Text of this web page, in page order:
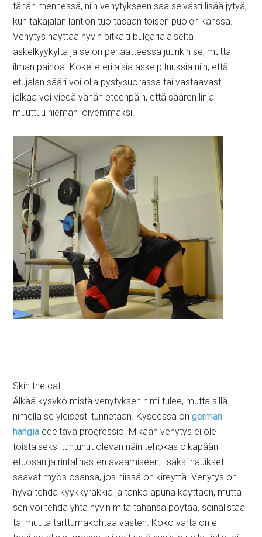
tähän mennessä, niin venytykseen saa selvästi lisää jytyä,
kun takajalan lantion tuo tasaan toisen puolen kanssa.
Venytys näyttää hyvin pitkälti bulgarialaiselta
askelkyykyltä ja se on periaatteessa juurikin se, mutta
ilman painoa. Kokeile erilaisia askelpituuksia niin, että
etujalan sääri voi olla pystysuorassa tai vastaavasti
jalkaa voi viedä vähän eteenpäin, että säären linja
muuttuu hieman loivemmaksi.
Skin the cat
Älkää kysykö mistä venytyksen nimi tulee, mutta sillä
nimellä se yleisesti tunnetaan. Kyseessä ongerman
hangia edeltävä progressio. Mikään venytys ei ole
toistaiseksi tuntunut olevan näin tehokas olkapään
etuosan ja rintalihasten avaamiseen, lisäksi hauikset
saavat myös osansa, jos niissä on kireyttä. Venytys on
hyvä tehdä kyykkyräkkiä ja tanko apuna käyttäen, mutta
sen voi tehdä yhtä hyvin mitä tahansa pöytää, seinälistaa
tai muuta tarttumakohtaa vasten. Koko vartalon ei